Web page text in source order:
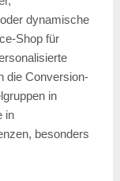
dynamische
Shop für
die Conversion-
in
in
besonders